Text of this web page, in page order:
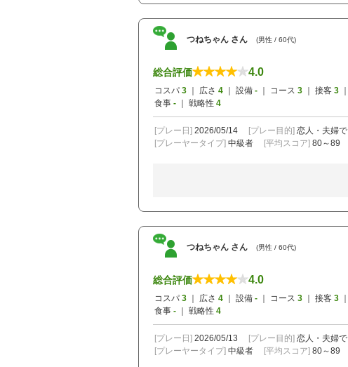
つねちゃん さん (男性 / 60代)
総合評価 4.0
コスパ 3 ｜ 広さ 4 ｜ 設備 - ｜ コース 3 ｜ 接客 3
食事 - ｜ 戦略性 4
[プレー日] 2026/05/14 [プレー目的] 恋人・夫婦で
[プレーヤータイプ] 中級者 [平均スコア] 80～89
つねちゃん さん (男性 / 60代)
総合評価 4.0
コスパ 3 ｜ 広さ 4 ｜ 設備 - ｜ コース 3 ｜ 接客 3
食事 - ｜ 戦略性 4
[プレー日] 2026/05/13 [プレー目的] 恋人・夫婦で
[プレーヤータイプ] 中級者 [平均スコア] 80～89